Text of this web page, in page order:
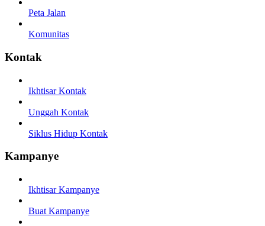
Peta Jalan
Komunitas
Kontak
Ikhtisar Kontak
Unggah Kontak
Siklus Hidup Kontak
Kampanye
Ikhtisar Kampanye
Buat Kampanye